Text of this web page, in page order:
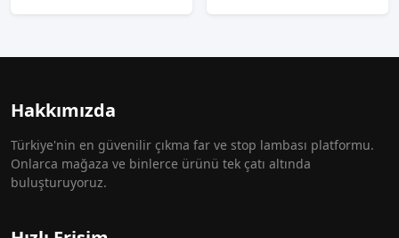
Hakkımızda
Türkiye'nin en güvenilir çıkma far ve stop lambası platformu.
Onlarca mağaza ve binlerce ürünü tek çatı altında
buluşturuyoruz.